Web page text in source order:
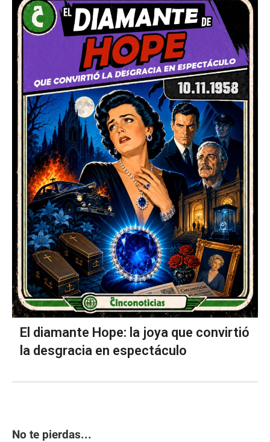
El diamante Hope: la joya que convirtió
la desgracia en espectáculo
No te pierdas...